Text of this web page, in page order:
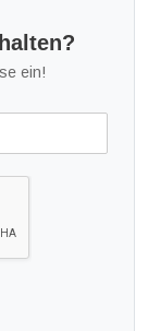
ein!